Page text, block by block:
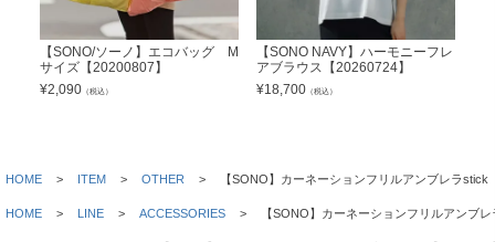
【SONO/ソーノ】エコバッグ M
サイズ【20200807】
¥2,090 （税込）
【SONO NAVY】ハーモニーフレ
アブラウス【20260724】
¥18,700 （税込）
HOME ITEM OTHER 【SONO】カーネーションフリルアンブレラstick
HOME LINE ACCESSORIES 【SONO】カーネーションフリルアンブ